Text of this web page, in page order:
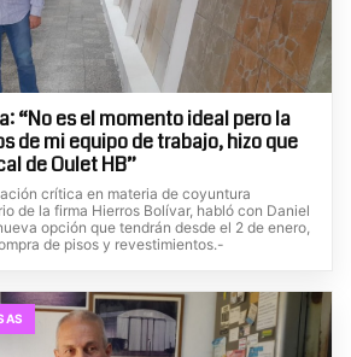
“No es el momento ideal pero la
de mi equipo de trabajo, hizo que
de Oulet HB”
crítica en materia de coyuntura
de la firma Hierros Bolívar, habló con Daniel
opción que tendrán desde el 2 de enero,
de pisos y revestimientos.-